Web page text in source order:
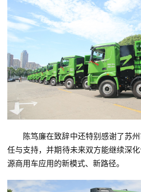
首
陈笃廉在致辞中还特别感谢了苏
任与支持，并期待未来双方能继续深
源商用车应用的新模式、新路径。